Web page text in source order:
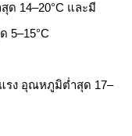
ด 14–20°C และมี
5–15°C
รง อุณหภูมิต่ำสุด 17–